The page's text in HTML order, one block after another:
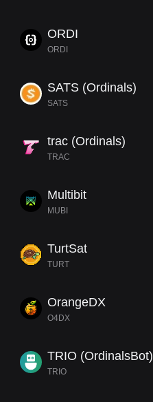
ORDI
ORDI
SATS (Ordinals)
SATS
trac (Ordinals)
TRAC
Multibit
MUBI
TurtSat
TURT
OrangeDX
O4DX
TRIO (OrdinalsBot)
TRIO